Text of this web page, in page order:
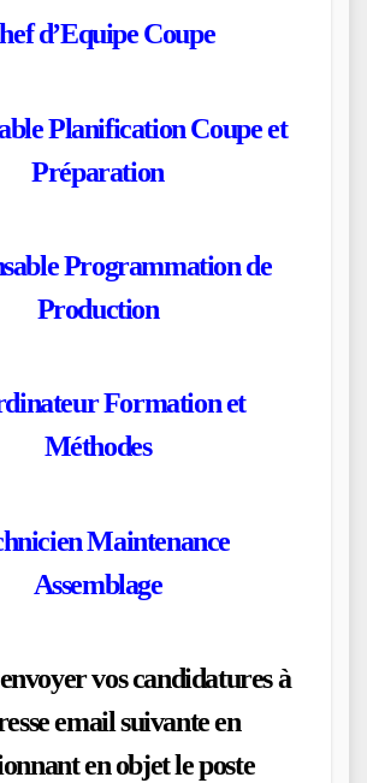
d’Equipe Coupe
Planification Coupe et
Préparation
Programmation de
Production
Formation et
Méthodes
Maintenance
Assemblage
vos candidatures à
email suivante en
en objet le poste